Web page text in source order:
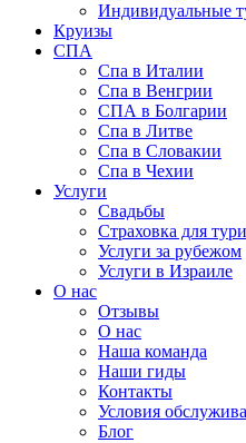
Индивидуальные
Круизы
СПА
Спа в Италии
Спа в Венгрии
СПА в Болгарии
Спа в Литве
Спа в Словакии
Спа в Чехии
Услуги
Свадьбы
Страховка для
Услуги за рубежом
Услуги в Израиле
О нас
Отзывы
О нас
Наша команда
Наши гиды
Контакты
Условия
Блог